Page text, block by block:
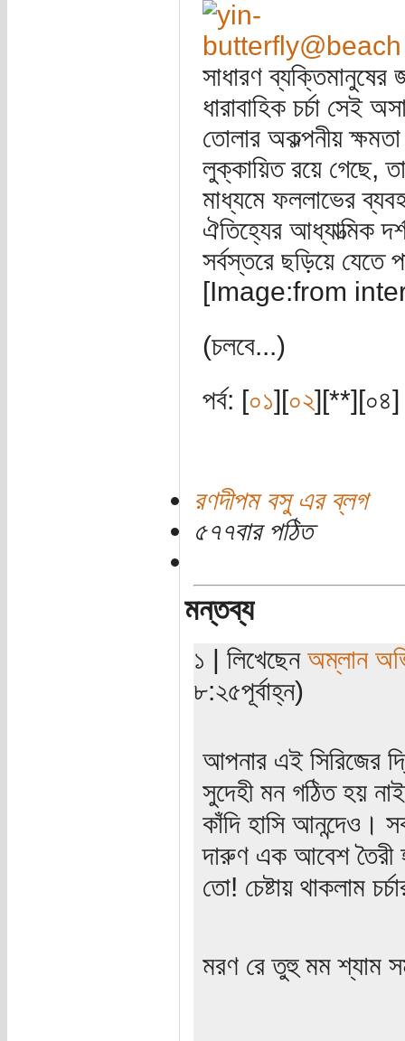
সাধারণ
ধারাবাহিক চর্চা সেই
তোলার অকল্পনীয়
লুক্কায়িত রয়ে গেছে,
মাধ্যমে ফললাভের
ঐতিহ্যের আধ্যাত্মিক
সর্বস্তরে ছড়িয়ে যেতে
[Image:from
(চলবে...)
পর্ব: [০১][০২][**][০৪]
রণদীপম বসু এর ব্লগ
৫৭৭বার পঠিত
মন্তব্য
১ | লিখেছেন অম্লান
৮:২৫পূর্বাহ্ন)
আপনার এই সিরিজের
সুদেহী মন গঠিত হয়
কাঁদি হাসি আনন্দেও।
দারুণ এক আবেশ তৈরী
তো! চেষ্টায় থাকলাম
মরণ রে তুহু মম শ্যাম